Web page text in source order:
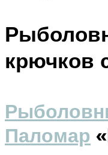
крючков
Паломар